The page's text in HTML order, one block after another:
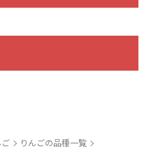
ご
りんごの品種一覧